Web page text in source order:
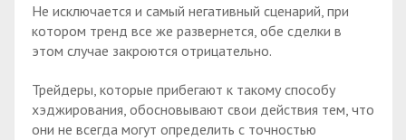
Не исключается и самый негативный сценарий, при
котором тренд все же развернется, обе сделки в
этом случае закроются отрицательно.
Трейдеры, которые прибегают к такому способу
хэджирования, обосновывают свои действия тем, что
они не всегда могут определить с точностью